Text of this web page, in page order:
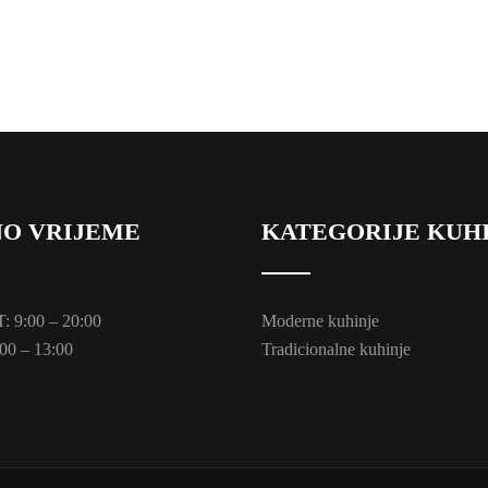
VRIJEME
9:00 – 20:00
– 13:00
KATEGORIJE
Moderne kuhinje
Tradicionalne kuhinje